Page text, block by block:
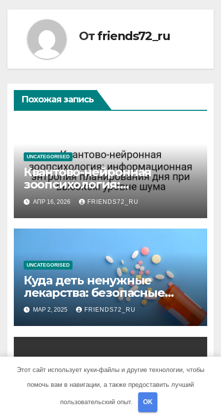
От friends72_ru
Похожая запись
UNCATEGORISED
Квантово-нейронная
зоопсихология:
информационная энтропия
планирования дня при
высоком уровне шума
АПР 16, 2026 FRIENDS72_RU
UNCATEGORISED
Куда деть ненужные
лекарства: безопасные
способы утилизации
МАР 2, 2025 FRIENDS72_RU
UNCATEGORISED
Способы расчета расхода
теплоносителя для
системы отопления
Этот сайт использует куки-файлы и другие технологии, чтобы
помочь вам в навигации, а также предоставить лучший
пользовательский опыт. OK